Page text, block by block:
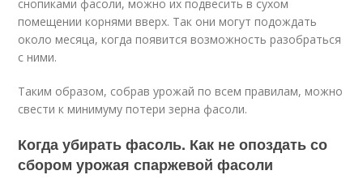
снопиками фасоли, можно их подвесить в сухом
помещении корнями вверх. Так они могут подождать
около месяца, когда появится возможность разобраться
с ними.
Таким образом, собрав урожай по всем правилам, можно
свести к минимуму потери зерна фасоли.
Когда убирать фасоль. Как не опоздать со
сбором урожая спаржевой фасоли